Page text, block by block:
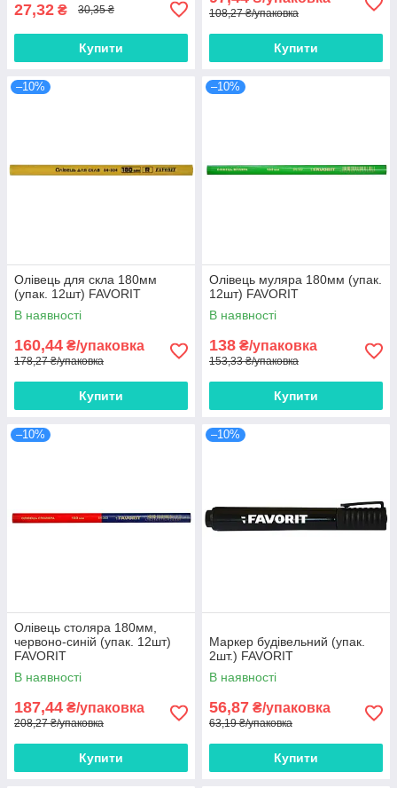
27,32 ₴ 30,35 ₴
Купити
108,27 ₴/упаковка
Купити
–10%
Олівець для скла 180мм
(упак. 12шт) FAVORIT
В наявності
160,44 ₴/упаковка
178,27 ₴/упаковка
Купити
–10%
Олівець муляра 180мм (упак.
12шт) FAVORIT
В наявності
138 ₴/упаковка
153,33 ₴/упаковка
Купити
–10%
Олівець столяра 180мм,
червоно-синій (упак. 12шт)
FAVORIT
В наявності
187,44 ₴/упаковка
208,27 ₴/упаковка
Купити
–10%
Маркер будівельний (упак.
2шт.) FAVORIT
В наявності
56,87 ₴/упаковка
63,19 ₴/упаковка
Купити